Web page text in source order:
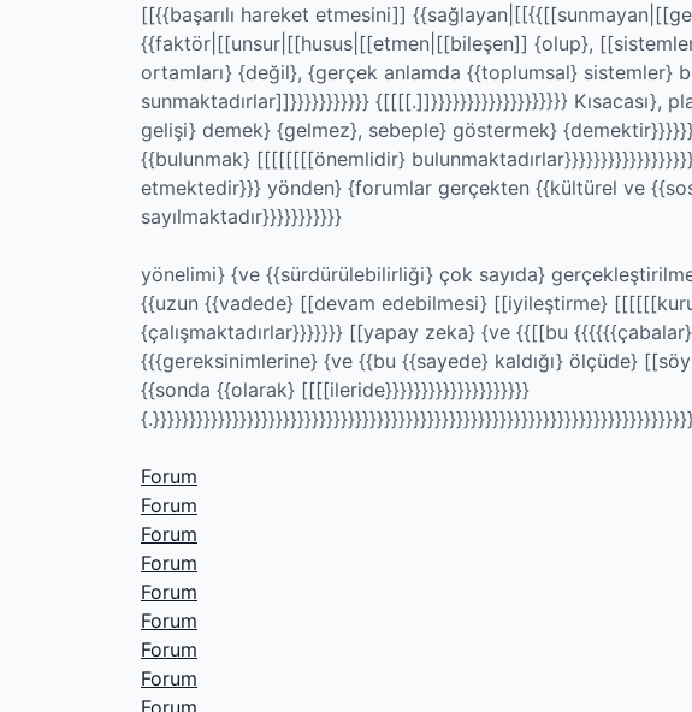
[[{{başarılı hareket etmesini]]
{{faktör|[[unsur|[[husus|[[etmen|[[bileşen]] {olup},
ortamları} {değil}, {gerçek anlamda {{toplumsal} sistemler}
sunmaktadırlar]]}}}}}}}}}}} {[[[[.]]}}}}}}}}}}}}}}}}}}} Kısacası},
gelişi} demek} {gelmez}, sebeple} göstermek}
{{bulunmak} [[[[[[[[önemlidir}
etmektedir}}} yönden} {forumlar gerçekten {{kültürel ve
sayılmaktadır}}}}}}}}}}}
yönelimi} {ve {{sürdürülebilirliği} çok sayıda}
{{uzun {{vadede} [[devam edebilmesi} [[iyileştirme}
{çalışmaktadırlar}}}}}}} [[yapay zeka} {ve {{[[bu
{{{gereksinimlerine} {ve {{bu {{sayede} kaldığı} ölçüde}
{{sonda {{olarak} [[[[ileride}}}}}}}}}}}}}}}}}}}}
Forum
Forum
Forum
Forum
Forum
Forum
Forum
Forum
Forum